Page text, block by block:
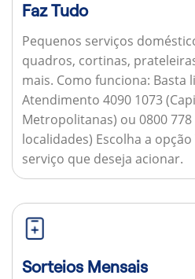
Faz Tudo
Pequenos serviços
quadros, cortinas,
mais. Como funciona: Basta
Atendimento 4090 1073
Metropolitanas) ou 0800 778
localidades) Escolha a
serviço que deseja acionar.
Sorteios Mensais